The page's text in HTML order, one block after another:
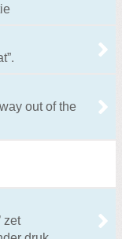
out of the
zet